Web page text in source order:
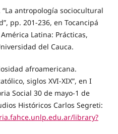
antropología sociocultural
pp. 201-236, en Tocancipá
Latina: Prácticas,
del Cauca.
afroamericana.
siglos XVI-XIX”, en I
Social 30 de mayo-1 de
Históricos Carlos Segreti:
library?